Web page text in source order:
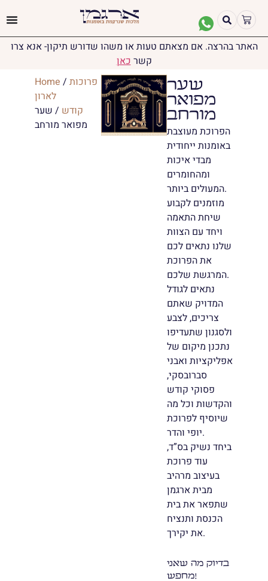
האתר בהרצה. אם מצאתם טעות או משהו שדורש תיקון- אנא צרו
קשרכאן
Home /פרוכות
לארון
קודש / שער
מפואר מורחב
שער
מפואר
מורחב
הפרוכת מעוצבת
באומנות ייחודית
מבדי איכות
ומהחומרים
המעולים ביותר.
מוזמנים לקבוע
שיחת התאמה
ויחד עם הצוות
שלנו נתאים לכם
את הפרוכת
המרגשת שלכם.
נתאים לגודל
המדויק שאתם
צריכים, לצבע
ולסגנון שתעדיפו
נתכנן מיקום של
אפליקציות ואבני
סברובסקי,
פסוקי קודש
והקדשות וכל מה
שיוסיף לפרוכת
יופי והדר.
ביחד נשיק בס”ד,
עוד פרוכת
בעיצוב מרהיב
מבית ארגמן
שתפאר את בית
הכנסת ותנציח
את יקירך.
בדיוק מה שאני
מחפש!